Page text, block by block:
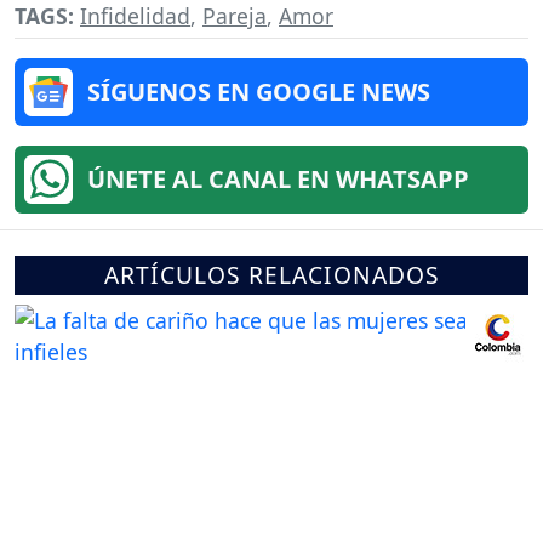
TAGS: Infidelidad, Pareja, Amor
SÍGUENOS EN GOOGLE NEWS
ÚNETE AL CANAL EN WHATSAPP
ARTÍCULOS RELACIONADOS